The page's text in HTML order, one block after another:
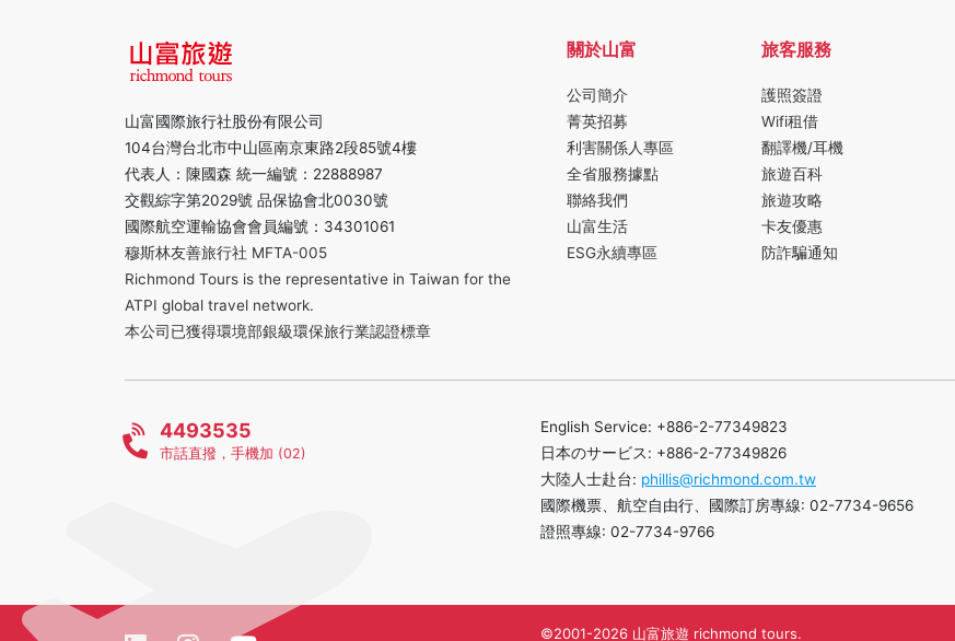
山富國際旅行社股份有限公司
104台灣台北市中山區南京東路2段85號4樓
代表人：陳國森 統一編號：22888987
交觀綜字第2029號 品保協會北0030號
國際航空運輸協會會員編號：34301061
穆斯林友善旅行社 MFTA-005
Richmond Tours is the representative in Taiwan for the
ATPI global travel network.
本公司已獲得環境部銀級環保旅行業認證標章
關於山富
公司簡介
菁英招募
利害關係人專區
全省服務據點
聯絡我們
山富生活
ESG永續專區
旅客服務
護照簽證
Wifi租借
翻譯機/耳機
旅遊百科
旅遊攻略
卡友優惠
防詐騙通知
4493535
市話直撥，手機加 (02)
English Service: +886-2-77349823
日本のサービス: +886-2-77349826
大陸人士赴台: phillis@richmond.com.tw
國際機票、航空自由行、國際訂房專線: 02-7734-9656
證照專線: 02-7734-9766
©2001-2026 山富旅遊 richmond tours.